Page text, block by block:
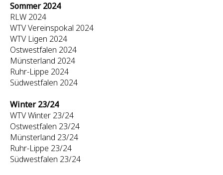
Sommer 2024
RLW 2024
WTV Vereinspokal 2024
WTV Ligen 2024
Ostwestfalen 2024
Münsterland 2024
Ruhr-Lippe 2024
Südwestfalen 2024
Winter 23/24
WTV Winter 23/24
Ostwestfalen 23/24
Münsterland 23/24
Ruhr-Lippe 23/24
Südwestfalen 23/24